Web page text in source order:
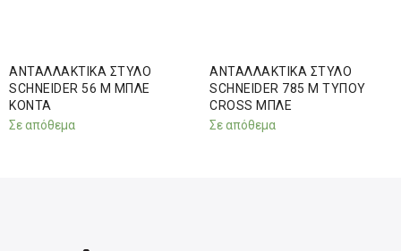
ΑΝΤΑΛΛΑΚΤΙΚΑ ΣΤΥΛΟ
SCHNEIDER 56 Μ ΜΠΛΕ
ΚΟΝΤΑ
Σε απόθεμα
ΑΝΤΑΛΛΑΚΤΙΚΑ ΣΤΥΛΟ
SCHNEIDER 785 Μ ΤΥΠΟΥ
CROSS ΜΠΛΕ
Σε απόθεμα